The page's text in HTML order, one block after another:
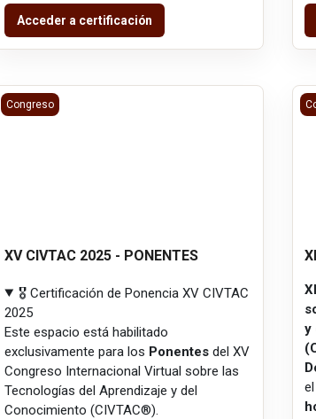
Acceder a certificación
XV CIVTAC 2025 - PONENTES
Congreso
XV CIVTAC 2025 - PONENTES
🎖️ Certificación de Ponencia XV CIVTAC
2025
Este espacio está habilitado
exclusivamente para los Ponentes del XV
Congreso Internacional Virtual sobre las
Tecnologías del Aprendizaje y del
Conocimiento (CIVTAC®).
y